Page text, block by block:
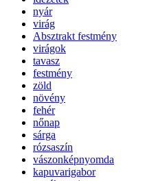
nyár
virág
Absztrakt festmény
virágok
tavasz
festmény
zöld
növény
fehér
nőnap
sárga
rózsaszín
vászonképnyomda
kapuvarigabor